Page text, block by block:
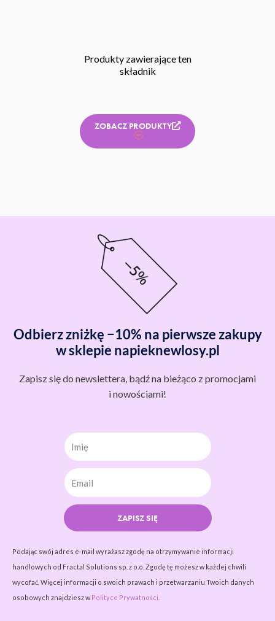
Produkty zawierające ten
składnik
ZOBACZ PRODUKTY
Odbierz zniżkę −10% na pierwsze zakupy
w sklepie napieknewlosy.pl
Zapisz się do newslettera, bądź na bieżąco z promocjami
i nowościami!
Imię
ZAPISZ SIĘ
Podając swój adres e-mail wyrażasz zgodę na otrzymywanie informacji
handlowych od Fractal Solutions sp. z o.o. Zgodę tę możesz w każdej chwili
wycofać. Więcej informacji o swoich prawach i przetwarzaniu Twoich danych
osobowych znajdziesz w Polityce Prywatności.